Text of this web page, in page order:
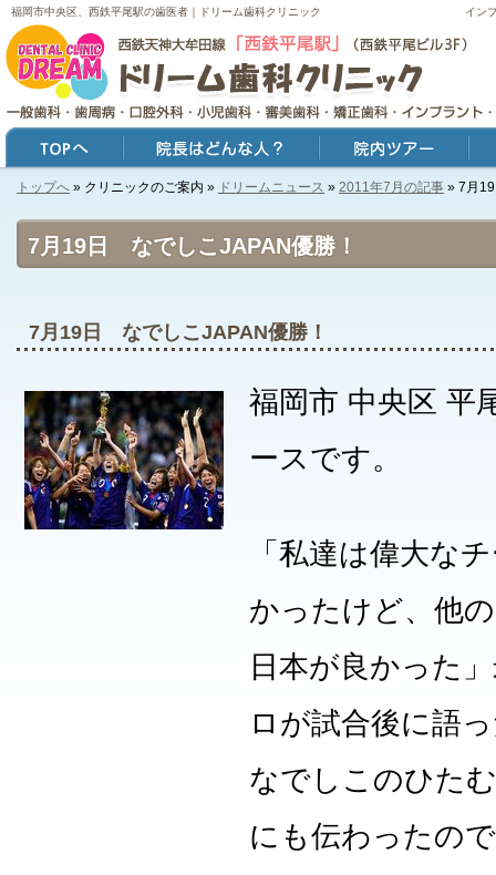
7月19日 なでしこJAPAN優勝！
イン
福岡市中央区、西鉄平尾駅の歯医者｜ドリーム歯科クリニック
トップへ » クリニックのご案内 » ドリームニュース » 2011年7月の記事 » 7月
7月19日 なでしこJAPAN優勝！
福岡市 中央区 平
ースです。
「私達は偉大な
かったけど、他
日本が良かった
ロが試合後に語
なでしこのひた
にも伝わったの
トップ 院長はどんな人？ 院内ツアー